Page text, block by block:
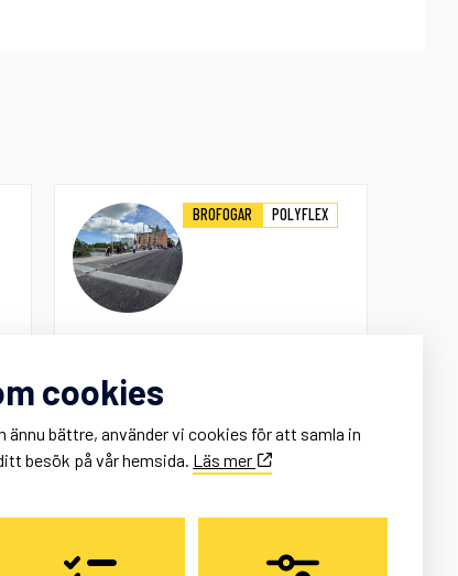
BROFOGAR POLYFLEX
När Saltängsbron i centrala
Norrköping skulle renoveras ställdes
höga krav på både funktion och
cookies
ännu bättre, använder vi cookies för att samla in
besök på vår hemsida. Läs mer